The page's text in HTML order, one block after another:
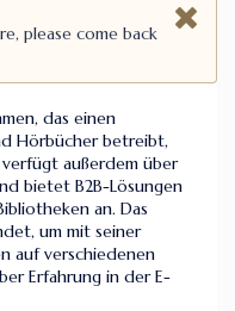
please come back
das einen
Hörbücher betreibt,
außerdem über
bietet B2B-Lösungen
an. Das
um mit seiner
auf verschiedenen
Erfahrung in der E-